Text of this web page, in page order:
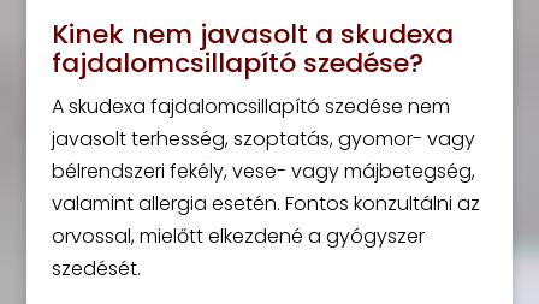
Kinek nem javasolt a skudexa
fajdalomcsillapító szedése?
A skudexa fajdalomcsillapító szedése nem
javasolt terhesség, szoptatás, gyomor- vagy
bélrendszeri fekély, vese- vagy májbetegség,
valamint allergia esetén. Fontos konzultálni az
orvossal, mielőtt elkezdené a gyógyszer
szedését.